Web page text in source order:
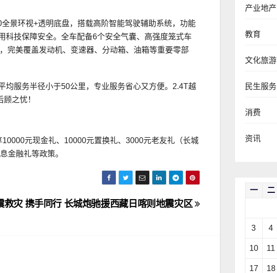
景环视+透明底盘，搭载高阶智能驾驶辅助系统，功能
技保障安全。全车配备6个安全气囊、高强度笼式车
完美覆盖发动机、变速器、分动箱、油箱等重要零部
服务半径小于50公里，专业服务省心又方便。2.4T越
之忧！
元现金礼、10000元置换礼、3000元老友礼（长城
金融礼等政策。
救灾 携手同行 长城炮驰援西藏日喀则地震灾区
产业地产
教育
文化旅游
民生服务
消费
资讯
一 二
3 4
10 11
17 18